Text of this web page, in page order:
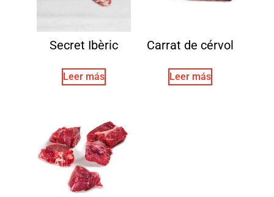
Secret Ibèric
Leer más
Carrat de cérvol
Leer más